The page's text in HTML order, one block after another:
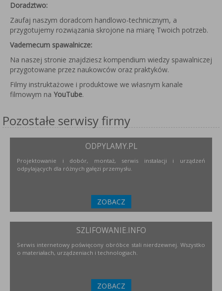
Doradztwo:
Zaufaj naszym doradcom handlowo-technicznym, a
przygotujemy rozwiązania skrojone na miarę Twoich potrzeb.
Vademecum spawalnicze:
Na naszej stronie znajdziesz kompendium wiedzy spawalniczej
przygotowane przez naukowców oraz praktyków.
Filmy instruktażowe i produktowe we własnym kanale
filmowym na YouTube.
Pozostałe serwisy firmy
ODPYLAMY.PL
Projektowanie i dobór, montaż, serwis instalacji i urządzeń
odpylających dla różnych gałęzi przemysłu.
ZOBACZ
SZLIFOWANIE.INFO
Serwis internetowy poświęcony obróbce stali nierdzewnej. Wszystko
o materiałach, urządzeniach i technologiach.
ZOBACZ